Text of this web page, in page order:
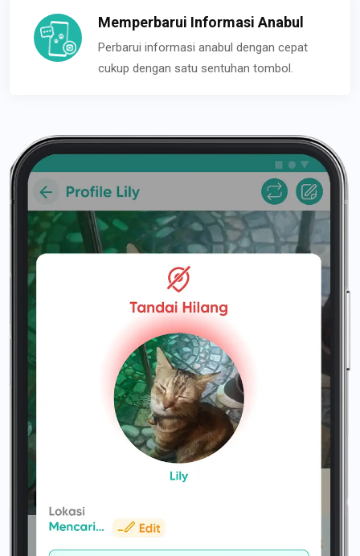
Memperbarui Informasi Anabul
Perbarui informasi anabul dengan cepat
cukup dengan satu sentuhan tombol.